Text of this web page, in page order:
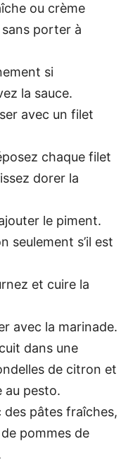
ou crème
porter à
si
la sauce.
avec un filet
chaque filet
dorer la
le piment.
seulement s’il est
et cuire la
avec la marinade.
dans une
de citron et
au pesto.
pâtes fraîches,
pommes de